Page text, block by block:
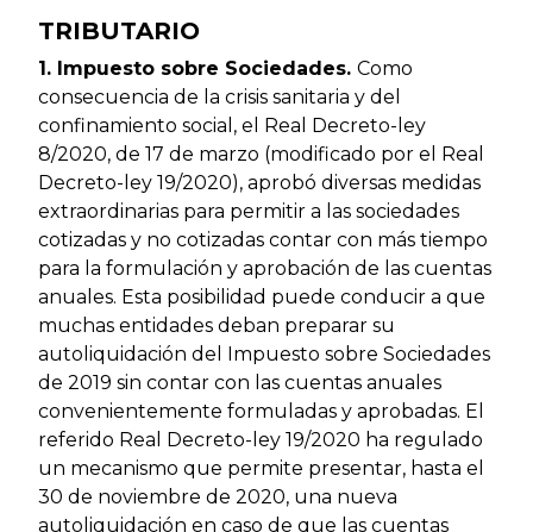
TRIBUTARIO
1. Impuesto sobre Sociedades. Como
consecuencia de la crisis sanitaria y del
confinamiento social, el Real Decreto-ley
8/2020, de 17 de marzo (modificado por el Real
Decreto-ley 19/2020), aprobó diversas medidas
extraordinarias para permitir a las sociedades
cotizadas y no cotizadas contar con más tiempo
para la formulación y aprobación de las cuentas
anuales. Esta posibilidad puede conducir a que
muchas entidades deban preparar su
autoliquidación del Impuesto sobre Sociedades
de 2019 sin contar con las cuentas anuales
convenientemente formuladas y aprobadas. El
referido Real Decreto-ley 19/2020 ha regulado
un mecanismo que permite presentar, hasta el
30 de noviembre de 2020, una nueva
autoliquidación en caso de que las cuentas